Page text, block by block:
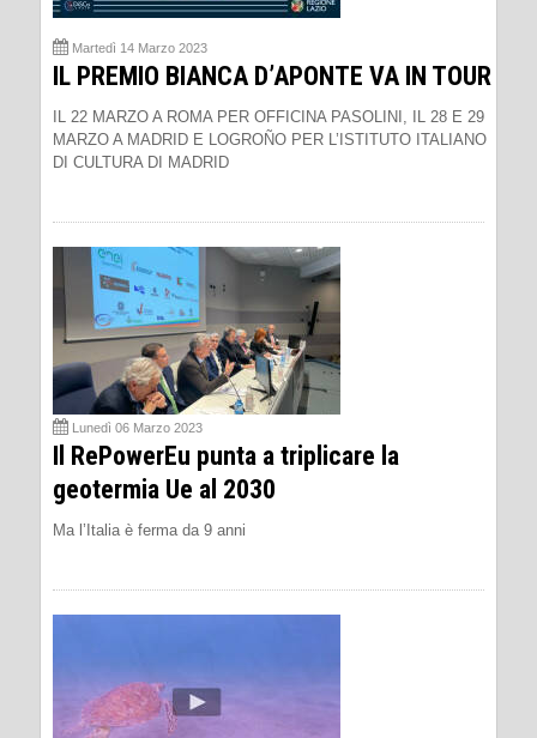
Martedì 14 Marzo 2023
IL PREMIO BIANCA D’APONTE VA IN TOUR
IL 22 MARZO A ROMA PER OFFICINA PASOLINI, IL 28 E 29
MARZO A MADRID E LOGROÑO PER L’ISTITUTO ITALIANO
DI CULTURA DI MADRID
Lunedì 06 Marzo 2023
Il RePowerEu punta a triplicare la
geotermia Ue al 2030
Ma l’Italia è ferma da 9 anni